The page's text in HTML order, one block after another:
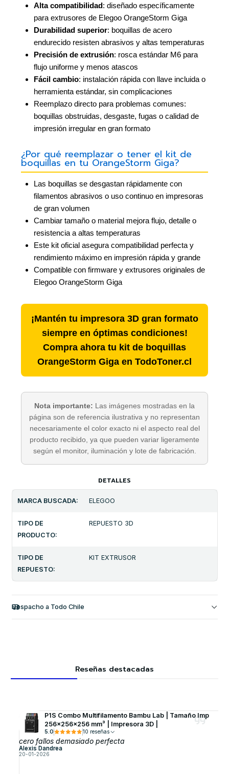
Alta compatibilidad: diseñado específicamente
para extrusores de Elegoo OrangeStorm Giga
Durabilidad superior: boquillas de acero
endurecido resisten abrasivos y altas temperaturas
Precisión de extrusión: rosca estándar M6 para
flujo uniforme y menos atascos
Fácil cambio: instalación rápida con llave incluida o
herramienta estándar, sin complicaciones
Reemplazo directo para problemas comunes:
boquillas obstruidas, desgaste, fugas o calidad de
impresión irregular en gran formato
¿Por qué reemplazar o tener el kit de
boquillas en tu OrangeStorm Giga?
Las boquillas se desgastan rápidamente con
filamentos abrasivos o uso continuo en impresoras
de gran volumen
Cambiar tamaño o material mejora flujo, detalle o
resistencia a altas temperaturas
Este kit oficial asegura compatibilidad perfecta y
rendimiento máximo en impresión rápida y grande
Compatible con firmware y extrusores originales de
Elegoo OrangeStorm Giga
¡Mantén tu impresora 3D gran formato
siempre en óptimas condiciones!
Compra ahora tu kit de boquillas
OrangeStorm Giga en TodoToner.cl
Nota importante: Las imágenes mostradas en la
página son de referencia ilustrativa y no representan
necesariamente el color exacto ni el aspecto real del
producto recibido, ya que pueden variar ligeramente
según el monitor, iluminación y lote de fabricación.
DETALLES
MARCA BUSCADA: ELEGOO
TIPO DE
PRODUCTO:
REPUESTO 3D
TIPO DE
REPUESTO:
KIT EXTRUSOR
Despacho a Todo Chile
Reseñas destacadas
P1S Combo Multifilamento Bambu Lab | Tamaño Imp
256×256×256 mm³ | Impresora 3D |
5.0 10 reseñas
cero fallos demasiado perfecta
Alexis Dandrea
20-01-2026